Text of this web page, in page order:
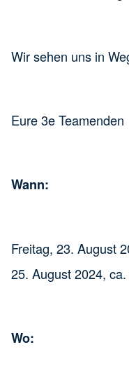
Wir sehen uns in
Eure 3e Teamenden
Wann:
Freitag, 23. August
25. August 2024,
Wo: